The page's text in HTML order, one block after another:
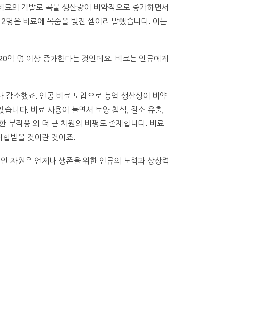
의 개발로 곡물 생산량이 비약적으로 증가하면서
명은 비료에 목숨을 빚진 셈이라 말했습니다. 이는
명 이상 증가한다는 것인데요. 비료는 인류에게
소했죠. 인공 비료 도입으로 농업 생산성이 비약
니다. 비료 사용이 늘면서 토양 침식, 질소 유출,
부작용 외 더 큰 차원의 비평도 존재합니다. 비료
받을 것이란 것이죠.
자원은 언제나 생존을 위한 인류의 노력과 상상력